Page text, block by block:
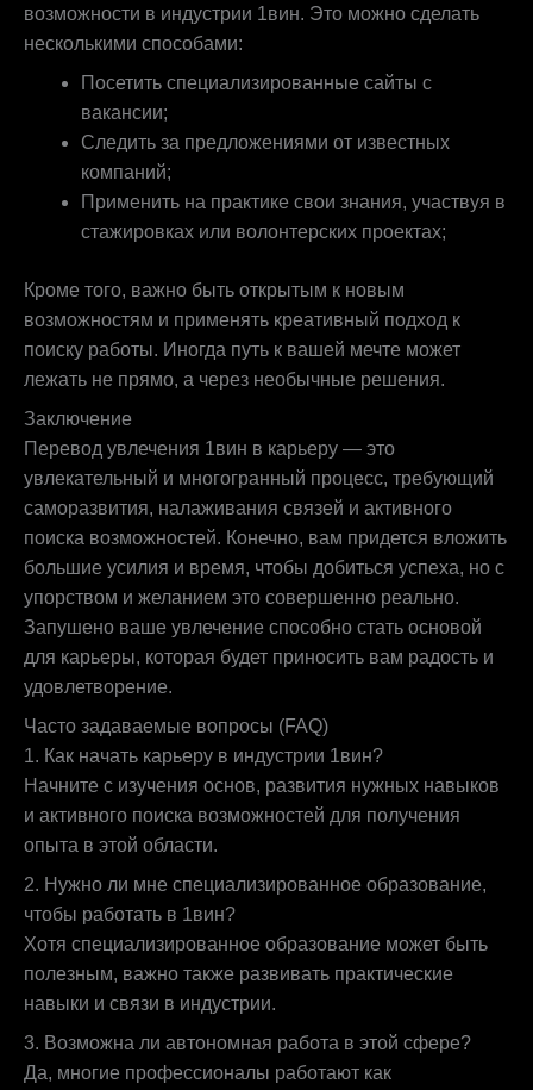
возможности в индустрии 1вин. Это можно сделать
несколькими способами:
Посетить специализированные сайты с
вакансии;
Следить за предложениями от известных
компаний;
Применить на практике свои знания, участвуя в
стажировках или волонтерских проектах;
Кроме того, важно быть открытым к новым
возможностям и применять креативный подход к
поиску работы. Иногда путь к вашей мечте может
лежать не прямо, а через необычные решения.
Заключение
Перевод увлечения 1вин в карьеру — это
увлекательный и многогранный процесс, требующий
саморазвития, налаживания связей и активного
поиска возможностей. Конечно, вам придется вложить
большие усилия и время, чтобы добиться успеха, но с
упорством и желанием это совершенно реально.
Запушено ваше увлечение способно стать основой
для карьеры, которая будет приносить вам радость и
удовлетворение.
Часто задаваемые вопросы (FAQ)
1. Как начать карьеру в индустрии 1вин?
Начните с изучения основ, развития нужных навыков
и активного поиска возможностей для получения
опыта в этой области.
2. Нужно ли мне специализированное образование,
чтобы работать в 1вин?
Хотя специализированное образование может быть
полезным, важно также развивать практические
навыки и связи в индустрии.
3. Возможна ли автономная работа в этой сфере?
Да, многие профессионалы работают как